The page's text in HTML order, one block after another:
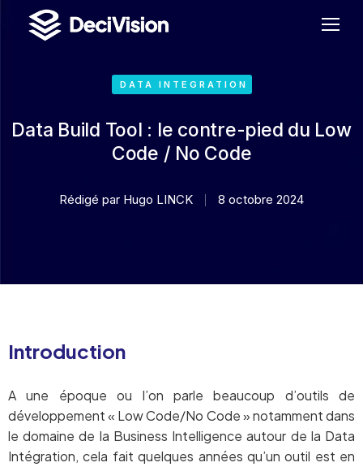
DATA INTEGRATION
Data Build Tool : le contre-pied du Low
Code / No Code
Rédigé par Hugo LINCK 8 octobre 2024
Introduction
A une époque ou l’on parle beaucoup d’outils de
développement « Low Code/No Code » notamment dans
le domaine de la Business Intelligence autour de la Data
Intégration, cela fait quelques années qu’un outil est en